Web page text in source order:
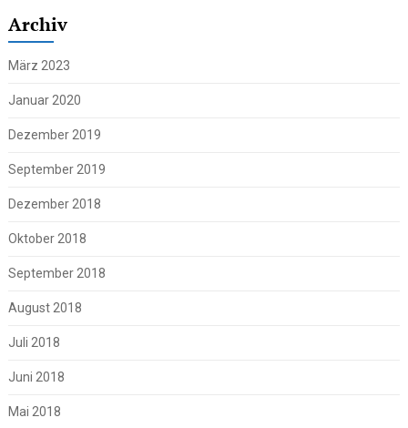
Archiv
März 2023
Januar 2020
Dezember 2019
September 2019
Dezember 2018
Oktober 2018
September 2018
August 2018
Juli 2018
Juni 2018
Mai 2018